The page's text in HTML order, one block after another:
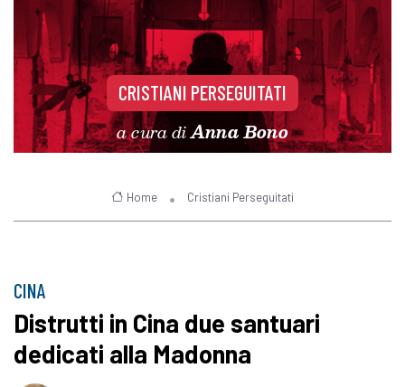
CRISTIANI PERSEGUITATI
a cura diAnna Bono
Home Cristiani Perseguitati
CINA
Distrutti in Cina due santuari
dedicati alla Madonna